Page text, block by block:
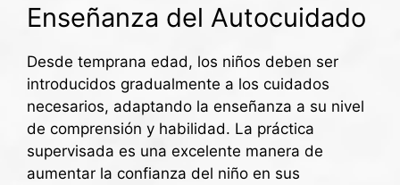
Enseñanza del Autocuidado
Desde temprana edad, los niños deben ser
introducidos gradualmente a los cuidados
necesarios, adaptando la enseñanza a su nivel
de comprensión y habilidad. La práctica
supervisada es una excelente manera de
aumentar la confianza del niño en sus